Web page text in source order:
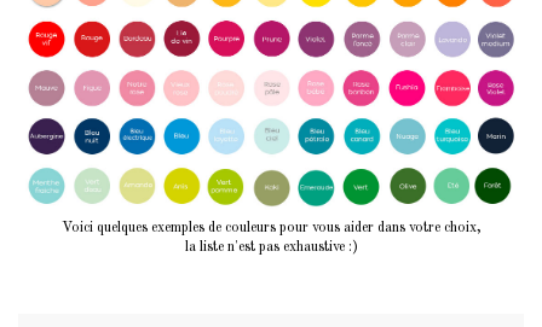
Voici quelques exemples de couleurs pour vous aider dans votre choix,
la liste n'est pas exhaustive :)